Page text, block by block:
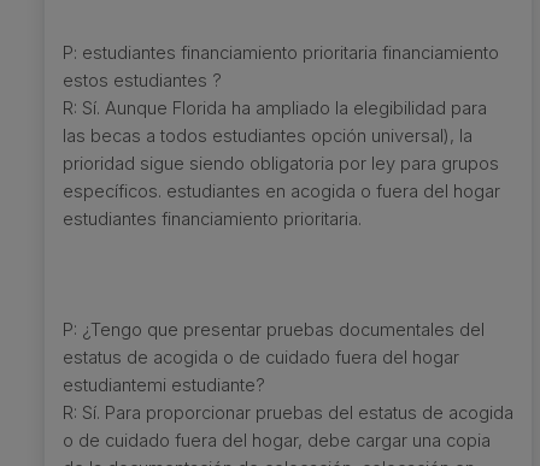
P: estudiantes financiamiento prioritaria financiamiento
estos estudiantes ?
R: Sí. Aunque Florida ha ampliado la elegibilidad para
las becas a todos estudiantes opción universal), la
prioridad sigue siendo obligatoria por ley para grupos
específicos. estudiantes en acogida o fuera del hogar
estudiantes financiamiento prioritaria.
P: ¿Tengo que presentar pruebas documentales del
estatus de acogida o de cuidado fuera del hogar
estudiantemi estudiante?
R: Sí. Para proporcionar pruebas del estatus de acogida
o de cuidado fuera del hogar, debe cargar una copia